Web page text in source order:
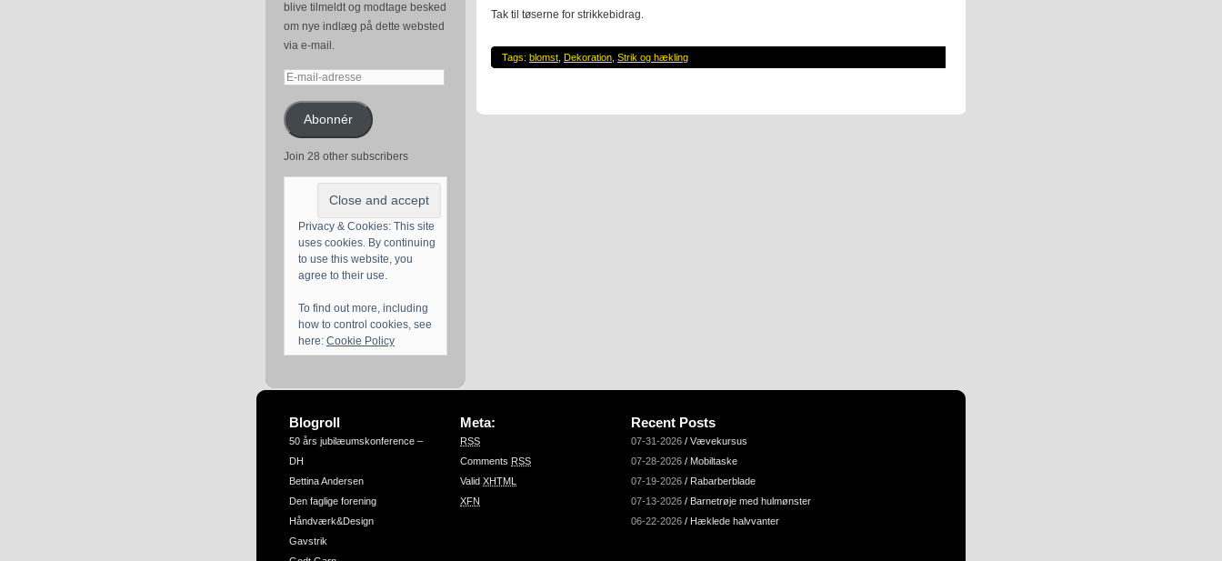
blive tilmeldt og modtage besked
om nye indlæg på dette websted
via e-mail.
E-
adresseAbonnér
Join 28 other subscribers
Privacy & Cookies: This site
uses cookies. By continuing
to use this website, you
agree to their use.
To find out more, including
how to control cookies, see
here: Cookie Policy
Tak til tøserne for strikkebidrag.
Tags: blomst Dekoration Strik og hækling
Blogroll
50 års jubilæumskonference –
DH
Bettina Andersen
Den faglige forening
Håndværk&Design
Gavstrik
Meta:
RSS
Comments RSS
Valid XHTML
XFN
Recent Posts
07-31-2026 / Vævekursus
07-28-2026 / Mobiltaske
07-19-2026 / Rabarberblade
07-13-2026 / Barnetrøje med hulmønster
06-22-2026 / Hæklede halvvanter